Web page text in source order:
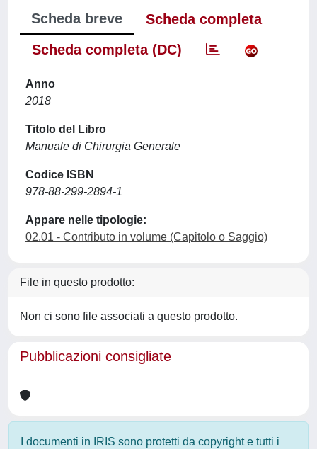
Scheda breve
Scheda completa
Scheda completa (DC)
Anno
2018
Titolo del Libro
Manuale di Chirurgia Generale
Codice ISBN
978-88-299-2894-1
Appare nelle tipologie:
02.01 - Contributo in volume (Capitolo o Saggio)
File in questo prodotto:
Non ci sono file associati a questo prodotto.
Pubblicazioni consigliate
I documenti in IRIS sono protetti da copyright e tutti i